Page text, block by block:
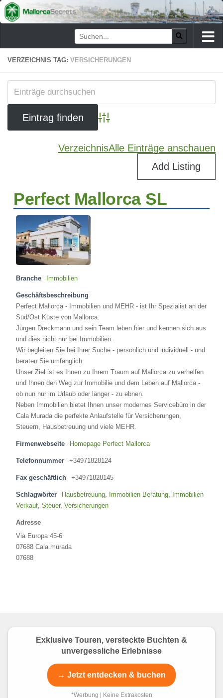
Zum Inhalt springen
VERZEICHNIS TAG: VERSICHERUNGEN
Advanced Search
VerzeichnisAlle Einträge anschauen
Add Listing
Perfect Mallorca SL
Branche Immobilien
Geschäftsbeschreibung
Perfect Mallorca - Immobilien und MEHR - ist Ihr Spezialist an der
Süd/Ost Küste von Mallorca.
Jürgen Dreckmann und sein Team leben hier und kennen sich aus
und dies nicht nur bei Immobilien.
Wir begleiten Sie bei Ihrer Suche - persönlich und individuell - und
beraten Sie umfänglich.
Unser Ziel ist es Ihnen zu Ihrem Traum auf Mallorca zu verhelfen
und Ihnen den Weg zur Immobilie und dem Leben auf Mallorca -
ob nun nur im Urlaub oder länger - zu ebnen.
Neben Immobilien bietet Ihnen unser modernes Servicebüro in der
Cala Murada die perfekte Anlaufstelle für Versicherungen,
Steuern, Hausbetreuung und viele MEHR.
Firmenwebseite Homepage Perfect Mallorca
Telefonnummer +34971828124
Fax geschäftlich +34971828145
Schlagwörter Hausbetreuung, Immobilien Beratung,
Immobilien
Verkauf, Steuer, Versicherungen
Adresse
Via Europa 45-6
07688 Cala murada
07688
Exklusive Touren, versteckte Buchten &
unvergessliche Erlebnisse
→ Jetzt entdecken & buchen
*Werbung | Keine Extrakosten